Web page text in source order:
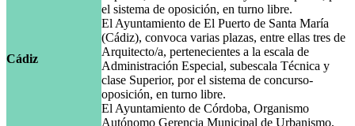
el sistema de oposición, en turno libre.
Cádiz
El Ayuntamiento de El Puerto de Santa María
(Cádiz), convoca varias plazas, entre ellas tres de
Arquitecto/a, pertenecientes a la escala de
Administración Especial, subescala Técnica y
clase Superior, por el sistema de concurso-
oposición, en turno libre.
El Ayuntamiento de Córdoba, Organismo
Autónomo Gerencia Municipal de Urbanismo,